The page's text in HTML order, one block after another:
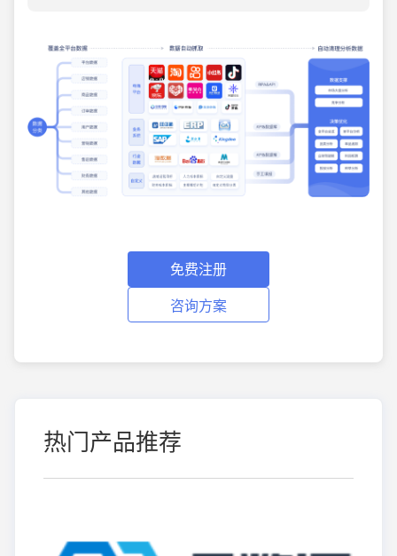
免费注册
咨询方案
热门产品推荐